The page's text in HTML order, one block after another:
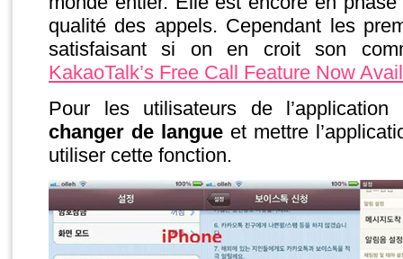
qualité des appels. Cependant les
satisfaisant si on en croit son
KakaoTalk’s Free Call Feature Now
Pour les utilisateurs de
changer de langue et mettre
utiliser cette fonction.